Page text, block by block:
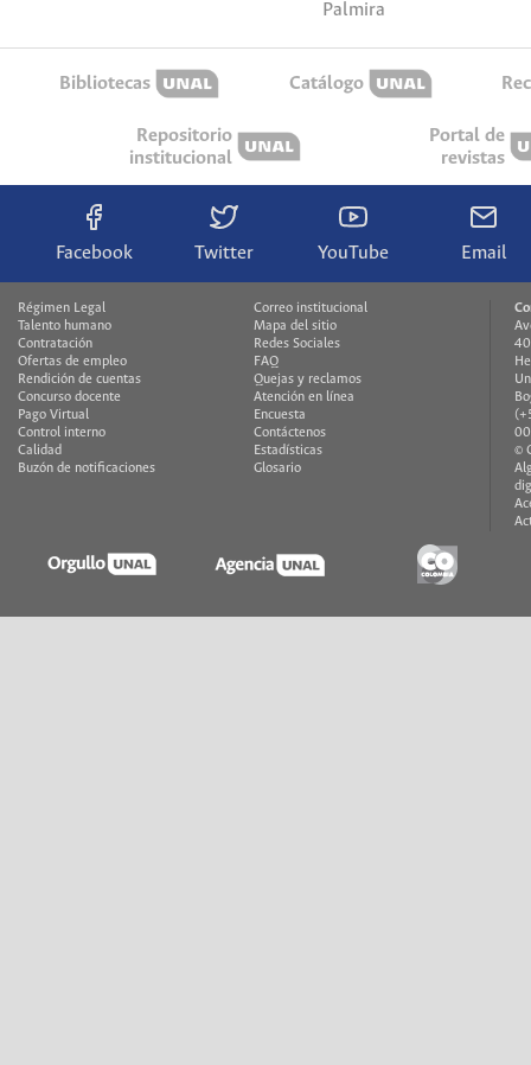
Palmira
Bibliotecas Catálogo
Repositorio
institucional
Portal de
revistas
Facebook Twitter YouTube Email
Régimen Legal
Talento humano
Contratación
Ofertas de empleo
Rendición de cuentas
Concurso docente
Pago Virtual
Control interno
Calidad
Buzón de notificaciones
Correo institucional
Mapa del sitio
Redes Sociales
FAQ
Quejas y reclamos
Atención en línea
Encuesta
Contáctenos
Estadísticas
Glosario
©